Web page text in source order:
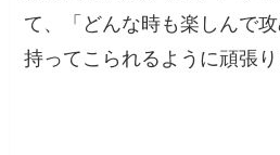
て、「どんな時も楽しんで
持ってこられるように頑張